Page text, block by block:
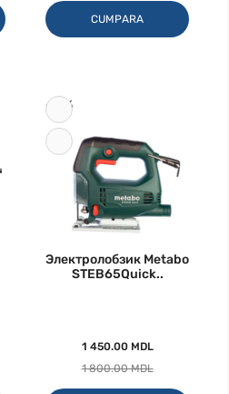
CUMPARA
-19%
Электролобзик Metabo
STEB65Quick..
1 450.00 MDL
1 800.00 MDL